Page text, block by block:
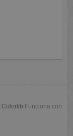
Colorlib Funciona con